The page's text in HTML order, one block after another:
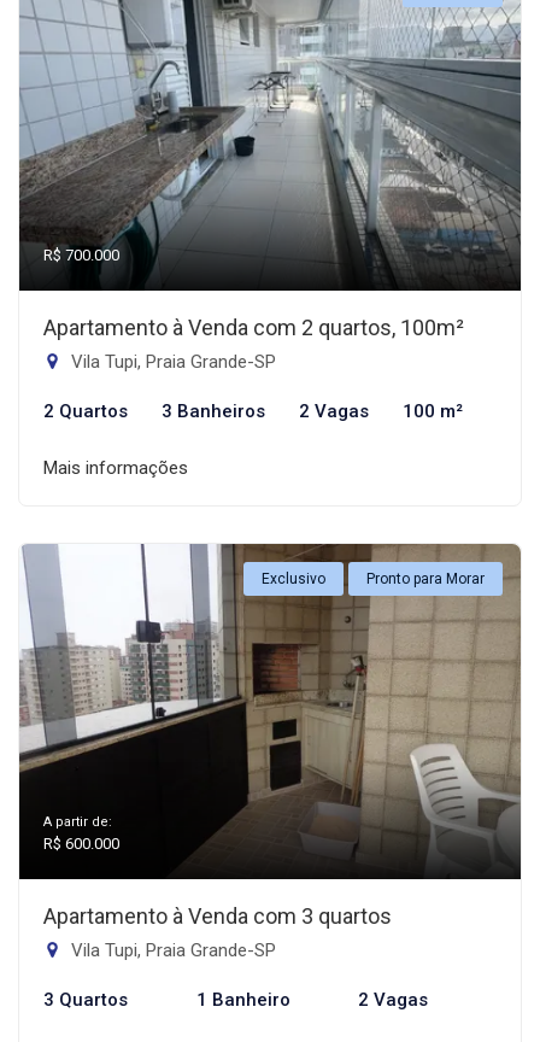
R$ 700.000
Apartamento à Venda com 2 quartos, 100m²
Vila Tupi, Praia Grande-SP
2 Quartos 3 Banheiros 2 Vagas 100 m²
Mais informações
Exclusivo Pronto para Morar
A partir de:
R$ 600.000
Apartamento à Venda com 3 quartos
Vila Tupi, Praia Grande-SP
3 Quartos 1 Banheiro 2 Vagas